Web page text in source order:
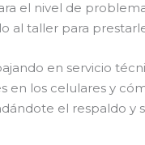
el nivel de
al taller para
en servicio
en los celulares y
el respaldo y